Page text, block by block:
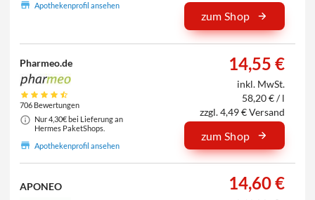
Apothekenprofil ansehen
zum Shop
Pharmeo.de
706 Bewertungen
Nur 4,30€ bei Lieferung an
Hermes PaketShops.
Apothekenprofil ansehen
14,55 €
inkl. MwSt.
58,20 € / l
zzgl. 4,49 € Versand
zum Shop
APONEO 14,60 €